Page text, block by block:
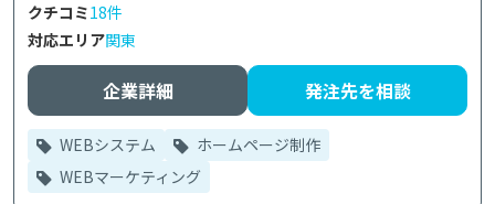
クチコミ18件
対応エリア関東
企業詳細 発注先を相談
WEBシステム
ホームページ制作
WEBマーケティング